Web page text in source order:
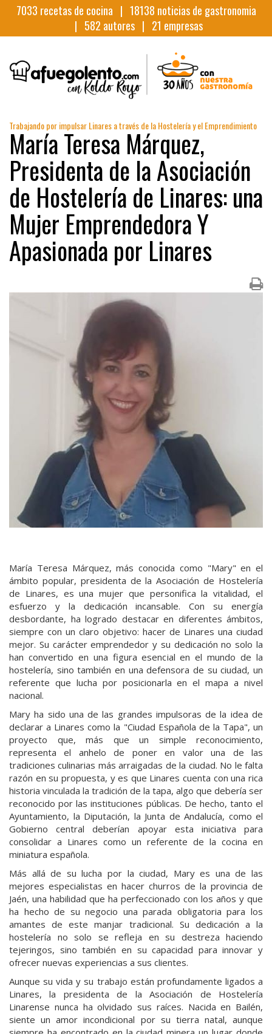
7033 recetas de cocina | 18138 noticias de gastronomia
| 582 autores | 21 empresas
Trabajando por impulsar Linares a través de la Hostelería y el Emprendimiento
María Teresa Márquez,
Presidenta de la Asociación
de Hostelería de Linares: una
Mujer Emprendedora Y
Apasionada por Linares
María Teresa Márquez, más conocida como "Mary" en el
ámbito popular, presidenta de la Asociación de Hostelería
de Linares, es una mujer que personifica la vitalidad, el
esfuerzo y la dedicación incansable. Con su energía
desbordante, ha logrado destacar en diferentes ámbitos,
siempre con un claro objetivo: hacer de Linares una ciudad
mejor. Su carácter emprendedor y su dedicación no solo la
han convertido en una figura esencial en el mundo de la
hostelería, sino también en una defensora de su ciudad, un
referente que lucha por posicionarla en el mapa a nivel
nacional.
Mary ha sido una de las grandes impulsoras de la idea de
declarar a Linares como la "Ciudad Española de la Tapa", un
proyecto que, más que un simple reconocimiento,
representa el anhelo de poner en valor una de las
tradiciones culinarias más arraigadas de la ciudad. No le falta
razón en su propuesta, y es que Linares cuenta con una rica
historia vinculada la tradición de la tapa, algo que debería ser
reconocido por las instituciones públicas. De hecho, tanto el
Ayuntamiento, la Diputación, la Junta de Andalucía, como el
Gobierno central deberían apoyar esta iniciativa para
consolidar a Linares como un referente de la cocina en
miniatura española.
Más allá de su lucha por la ciudad, Mary es una de las
mejores especialistas en hacer churros de la provincia de
Jaén, una habilidad que ha perfeccionado con los años y que
ha hecho de su negocio una parada obligatoria para los
amantes de este manjar tradicional. Su dedicación a la
hostelería no solo se refleja en su destreza haciendo
tejeringos, sino también en su capacidad para innovar y
ofrecer nuevas experiencias a sus clientes.
Aunque su vida y su trabajo están profundamente ligados a
Linares, la presidenta de la Asociación de Hostelería
Linarense nunca ha olvidado sus raíces. Nacida en Bailén,
siente un amor incondicional por su tierra natal, aunque